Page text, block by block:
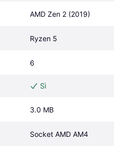
AMD Zen 2 (2019)
Ryzen 5
6
Sì
3.0 MB
Socket AMD AM4